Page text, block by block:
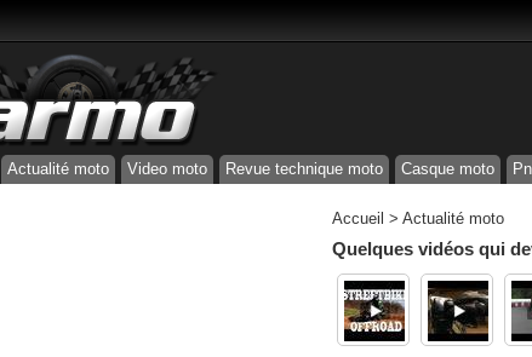
Actualité moto Video moto Revue technique moto Casque moto
Accueil > Actualité moto
Quelques vidéos qui